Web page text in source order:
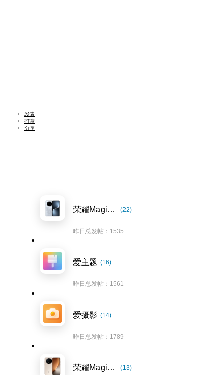
发表
打赏
分享
荣耀Magic7系列 (22)
昨日总发帖：1535
爱主题 (16)
昨日总发帖：1561
爱摄影 (14)
昨日总发帖：1789
荣耀Magic8系列 (13)